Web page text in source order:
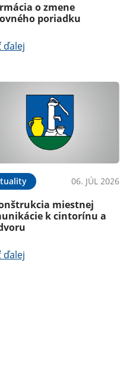
o zmene
poriadku
ďalej
06. JÚL 2026
miestnej
k cintorínu a
ďalej